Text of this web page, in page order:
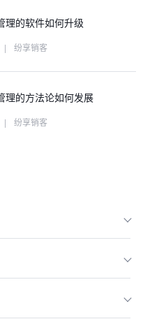
理的软件如何升级
| 纷享销客
理的方法论如何发展
| 纷享销客